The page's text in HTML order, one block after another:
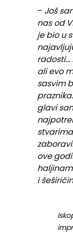
– Još
nas od
je bio u
radosti…
ali evo
sasvim
glavi
ove
i